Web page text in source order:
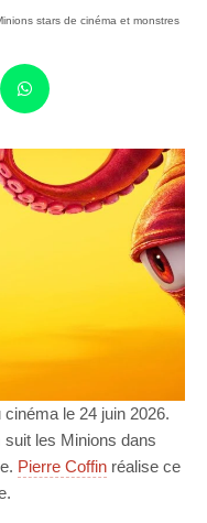
stars de cinéma et monstres
le 24 juin 2026.
suit les Minions dans
Pierre Coffin réalise ce